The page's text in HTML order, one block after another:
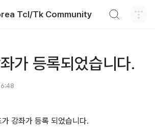
Tcl/Tk Community
가 등록되었습니다.
강좌가 등록 되었습니다.